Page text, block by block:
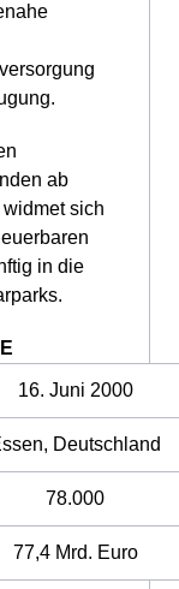
ab
sich
in die
16. Juni 2000
Deutschland
78.000
77,4 Mrd. Euro